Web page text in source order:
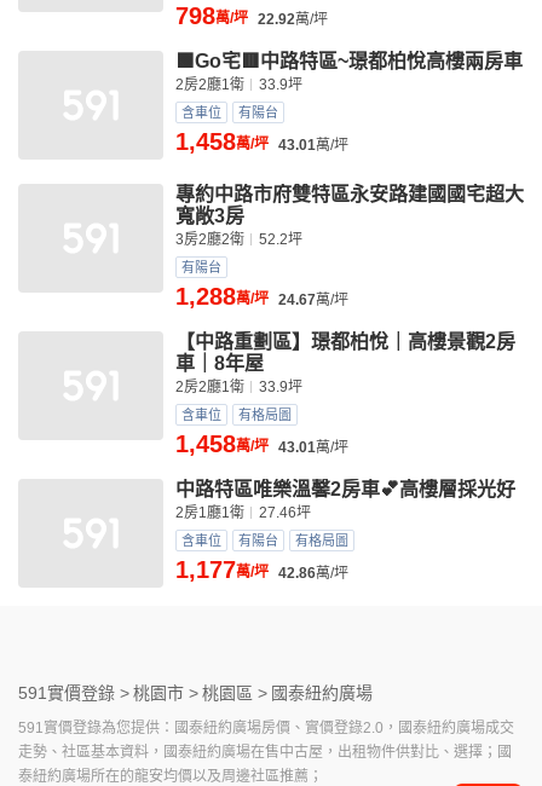
798萬/坪 22.92萬/坪
🟩Go宅🟥中路特區~璟都柏悅高樓兩房車
2房2廳1衛 33.9坪
含車位 有陽台
1,458萬/坪 43.01萬/坪
專約中路市府雙特區永安路建國國宅超大
寬敞3房
3房2廳2衛 52.2坪
有陽台
1,288萬/坪 24.67萬/坪
【中路重劃區】璟都柏悅｜高樓景觀2房
車｜8年屋
2房2廳1衛 33.9坪
含車位 有格局圖
1,458萬/坪 43.01萬/坪
中路特區唯樂溫馨2房車💕高樓層採光好
2房1廳1衛 27.46坪
含車位 有陽台 有格局圖
1,177萬/坪 42.86萬/坪
591實價登錄 >桃園市 >桃園區 > 國泰紐約廣場
591實價登錄為您提供：國泰紐約廣場房價、實價登錄2.0，國泰紐約廣場成交
走勢、社區基本資料，國泰紐約廣場在售中古屋，出租物件供對比、選擇；國
泰紐約廣場所在的龍安均價以及周邊社區推薦；